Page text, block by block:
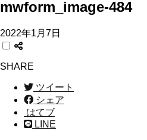
mwform_image-484
2022年1月7日
SHARE
ツイート
シェア
はてブ
LINE